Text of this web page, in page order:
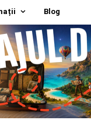
Blog